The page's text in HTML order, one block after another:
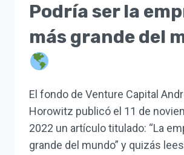
Podría ser la
más grande del
El fondo de Venture Capital
Horowitz publicó el 11 de
2022 un artículo titulado: “La
grande del mundo” y quizás